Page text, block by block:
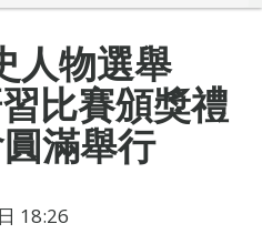
人物選舉
比賽頒獎禮
滿舉行
18:26